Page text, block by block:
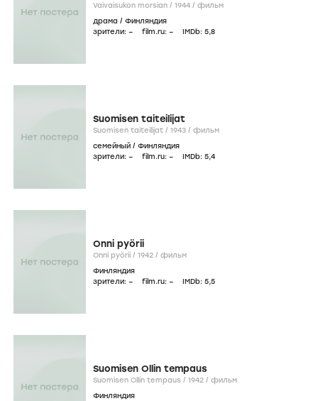
Vaivaisukon morsian / 1944 / фильм
драма / Финляндия
зрители: – film.ru: – IMDb: 5,8
Suomisen taiteilijat
Suomisen taiteilijat / 1943 / фильм
семейный / Финляндия
зрители: – film.ru: – IMDb: 5,4
Onni pyörii
Onni pyörii / 1942 / фильм
Финляндия
зрители: – film.ru: – IMDb: 5,5
Suomisen Ollin tempaus
Suomisen Ollin tempaus / 1942 / фильм
Финляндия